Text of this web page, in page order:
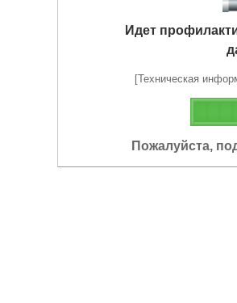
Идет
[Техническая
Пожалуйста,